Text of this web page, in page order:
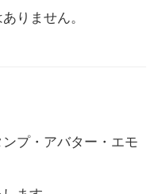
りません。
プ・アバター・エモ